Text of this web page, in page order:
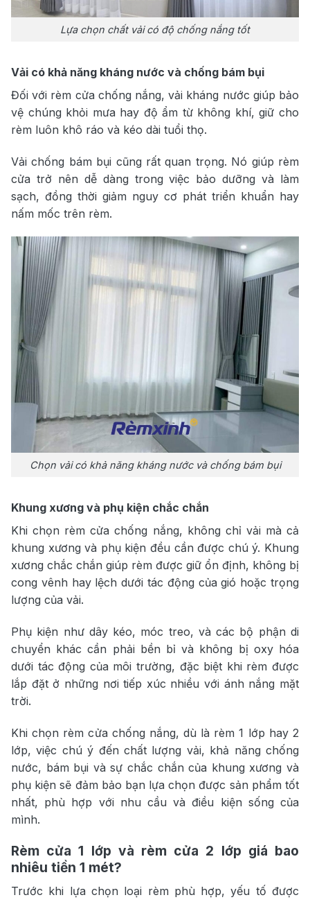
Lựa chọn chất vải có độ chống nắng tốt
Vải có khả năng kháng nước và chống bám bụi
Đối với rèm cửa chống nắng, vải kháng nước giúp bảo
vệ chúng khỏi mưa hay độ ẩm từ không khí, giữ cho
rèm luôn khô ráo và kéo dài tuổi thọ.
Vải chống bám bụi cũng rất quan trọng. Nó giúp rèm
cửa trở nên dễ dàng trong việc bảo dưỡng và làm
sạch, đồng thời giảm nguy cơ phát triển khuẩn hay
nấm mốc trên rèm.
Chọn vải có khả năng kháng nước và chống bám bụi
Khung xương và phụ kiện chắc chắn
Khi chọn rèm cửa chống nắng, không chỉ vải mà cả
khung xương và phụ kiện đều cần được chú ý. Khung
xương chắc chắn giúp rèm được giữ ổn định, không bị
cong vênh hay lệch dưới tác động của gió hoặc trọng
lượng của vải.
Phụ kiện như dây kéo, móc treo, và các bộ phận di
chuyển khác cần phải bền bỉ và không bị oxy hóa
dưới tác động của môi trường, đặc biệt khi rèm được
lắp đặt ở những nơi tiếp xúc nhiều với ánh nắng mặt
trời.
Khi chọn rèm cửa chống nắng, dù là rèm 1 lớp hay 2
lớp, việc chú ý đến chất lượng vải, khả năng chống
nước, bám bụi và sự chắc chắn của khung xương và
phụ kiện sẽ đảm bảo bạn lựa chọn được sản phẩm tốt
nhất, phù hợp với nhu cầu và điều kiện sống của
mình.
Rèm cửa 1 lớp và rèm cửa 2 lớp giá bao
nhiêu tiền 1 mét?
Trước khi lựa chọn loại rèm phù hợp, yếu tố được